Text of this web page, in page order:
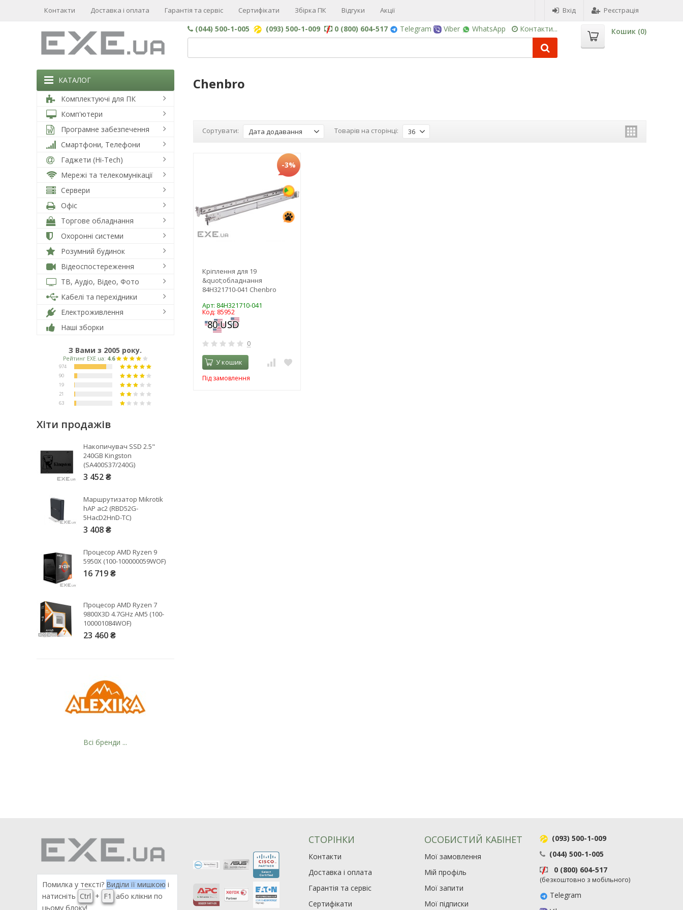
Контакти Доставка і оплата Гарантія та сервіс Сертифікати Збірка ПК Відгуки Акції Вхід Реєстрація
(044) 500-1-005 (093) 500-1-009 0 (800) 604-517 Telegram Viber WhatsApp Контакти... Кошик (0)
КАТАЛОГ Chenbro
Сортувати: Дата додавання Товарів на сторінці: 36
-3%
Кріплення для 19
&quot;обладнання
84H321710-041 Chenbro
Арт: 84H321710-041
Код: 85952
0
У кошик
Під замовлення
Комплектуючі для ПК
Комп'ютери
Програмне забезпечення
Смартфони, Телефони
Гаджети (Hi-Tech)
Мережі та телекомунікації
Сервери
Офіс
Торгове обладнання
Охоронні системи
Розумний будинок
Відеоспостереження
ТВ, Аудіо, Відео, Фото
Кабелі та перехідники
Електроживлення
Наші зборки
З Вами з 2005 року.
Рейтинг EXE.ua:
90
19
21
Хіти продажів
Накопичувач SSD 2.5"
240GB Kingston
(SA400S37/240G)
3 452 ₴
Маршрутизатор Mikrotik
hAP ac2 (RBD52G-
5HacD2HnD-TC)
3 408 ₴
Процесор AMD Ryzen 9
5950X (100-100000059WOF)
16 719 ₴
Процесор AMD Ryzen 7
9800X3D 4.7GHz AM5 (100-
100001084WOF)
23 460 ₴
Всі бренди ...
Помилка у тексті? Виділи її мишкою і
натисніть Ctrl + F1
або клікни по
цьому блоку!
СТОРІНКИ
Контакти
Доставка і оплата
Гарантія та сервіс
Сертифікати
ОСОБИСТИЙ КАБІНЕТ
Мої замовлення
Мій профіль
Мої запити
Мої підписки
(093) 500-1-009
(044) 500-1-005
0 (800) 604-517
(безкоштовно з мобільного)
Telegram